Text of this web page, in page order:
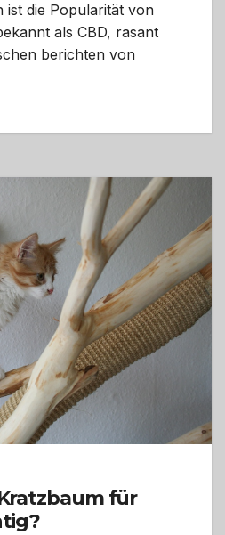
ist die Popularität von
als CBD, rasant
berichten von
für